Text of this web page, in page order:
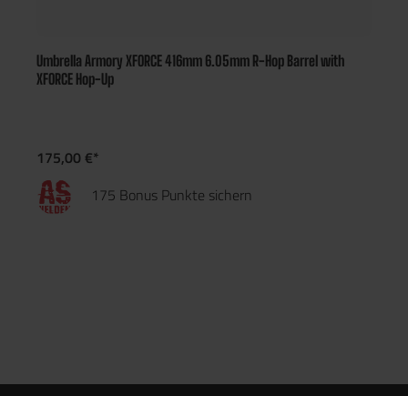
Umbrella Armory XFORCE 416mm 6.05mm R-Hop Barrel with
XFORCE Hop-Up
175,00 €*
175 Bonus Punkte sichern